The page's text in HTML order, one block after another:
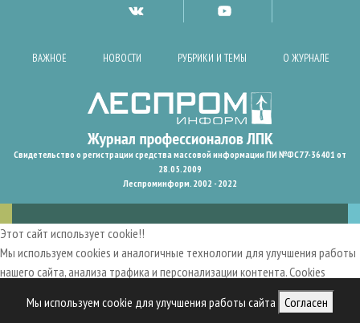
Мы используем cookie для улучшения работы сайта Согласен
ВАЖНОЕ НОВОСТИ РУБРИКИ И ТЕМЫ О ЖУРНАЛЕ
Свидетельство о регистрации средства массовой информации ПИ №ФС77-36401 от
28.05.2009
Леспроминформ. 2002 - 2022
Этот сайт использует cookie!!
Мы используем cookies и аналогичные технологии для улучшения работы
нашего сайта, анализа трафика и персонализации контента. Cookies
пользовательский опыт